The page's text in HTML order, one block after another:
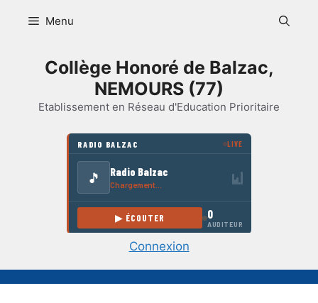
Menu
Collège Honoré de Balzac,
NEMOURS (77)
Etablissement en Réseau d'Education Prioritaire
Connexion